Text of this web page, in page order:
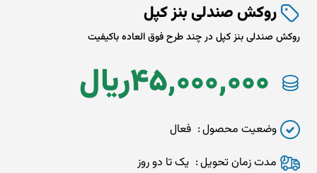
روکش صندلی بنز کپل
روکش صندلی بنز کپل در چند طرح فوق العاده باکیفیت
ريال45,000,000
وضعیت محصول
فعال
مدت زمان تحويل
یک تا دو روز